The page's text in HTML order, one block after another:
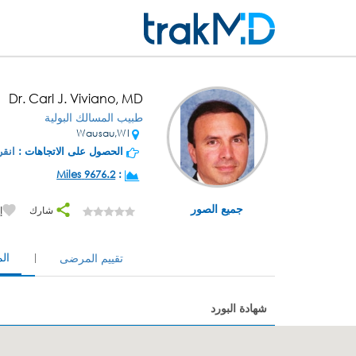
جميع الصور
Dr. Carl J. Viviano, MD
طبيب المسالك البولية
الحصول على الاتجاهات :
:
9676.2 Miles
شارك
تقييم المرضى
شهادة البورد